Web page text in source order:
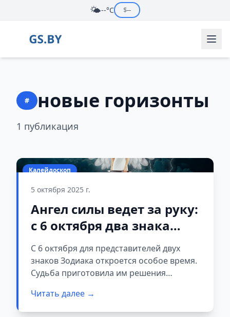
🌤️--°C $--
# новые горизонты
1 публикация
Калейдоскоп
5 октября 2025 г.
Ангел силы ведет за руку:
с 6 октября два знака
Зодиака ждут
судьбоносные перемены
С 6 октября для представителей двух
знаков Зодиака откроется особое время.
Судьба приготовила им решения
Всё, что раньше казалось
недостижимым, начнет сбываться.
Читать далее →